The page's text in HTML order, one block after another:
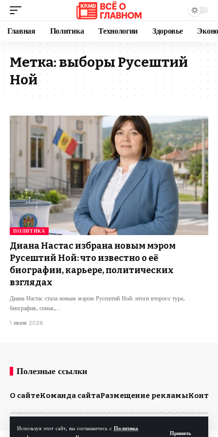
Используя этот сайт, вы соглашаетесь с Политика
Принять
Главная Политика Технологии Здоровье
Метка: выборы Русештий
Ной
ПОЛИТИКА
Диана Настас избрана новым мэром
Русештий Ной: что известно о её
биографии, карьере, политических
взглядах
Диана Настас стала новым мэром Русештий Ной: итоги второго тура,
биография, семья,…
1 июня 2026
Полезные ссылки
О сайтеКоманда сайтаРазмещение рекламы